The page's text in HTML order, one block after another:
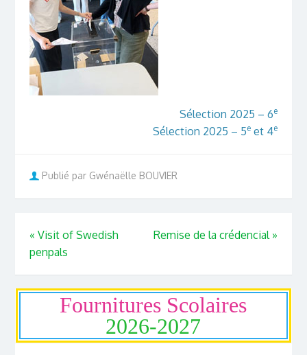
Sélection 2025 – 6e
Sélection 2025 – 5e et 4e
Publié par Gwénaëlle BOUVIER
« Visit of Swedish
penpals
Remise de la crédencial »
Fournitures Scolaires
2026-2027